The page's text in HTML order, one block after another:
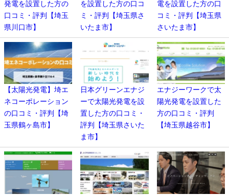
発電を設置した方の
口コミ・評判【埼玉
県川口市】
を設置した方の口コ
ミ・評判【埼玉県さ
いたま市】
電を設置した方の口
コミ・評判【埼玉県
さいたま市】
【太陽光発電】埼エ
ネコーポレーション
の口コミ・評判【埼
玉県鶴ヶ島市】
日本グリーンエナジ
ーで太陽光発電を設
置した方の口コミ・
評判【埼玉県さいた
ま市】
エナジーワークで太
陽光発電を設置した
方の口コミ・評判
【埼玉県越谷市】